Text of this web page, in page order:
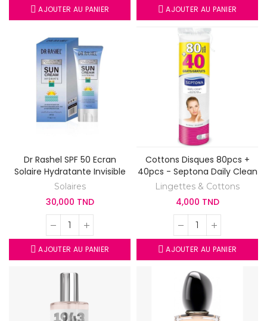
AJOUTER AU PANIER AJOUTER AU PANIER
Dr Rashel SPF 50 Ecran
Solaire Hydratante Invisible
Solaires
30,000 TND
AJOUTER AU PANIER
Cottons Disques 80pcs +
40pcs - Septona Daily Clean
Lingettes & Cottons
4,000 TND
AJOUTER AU PANIER